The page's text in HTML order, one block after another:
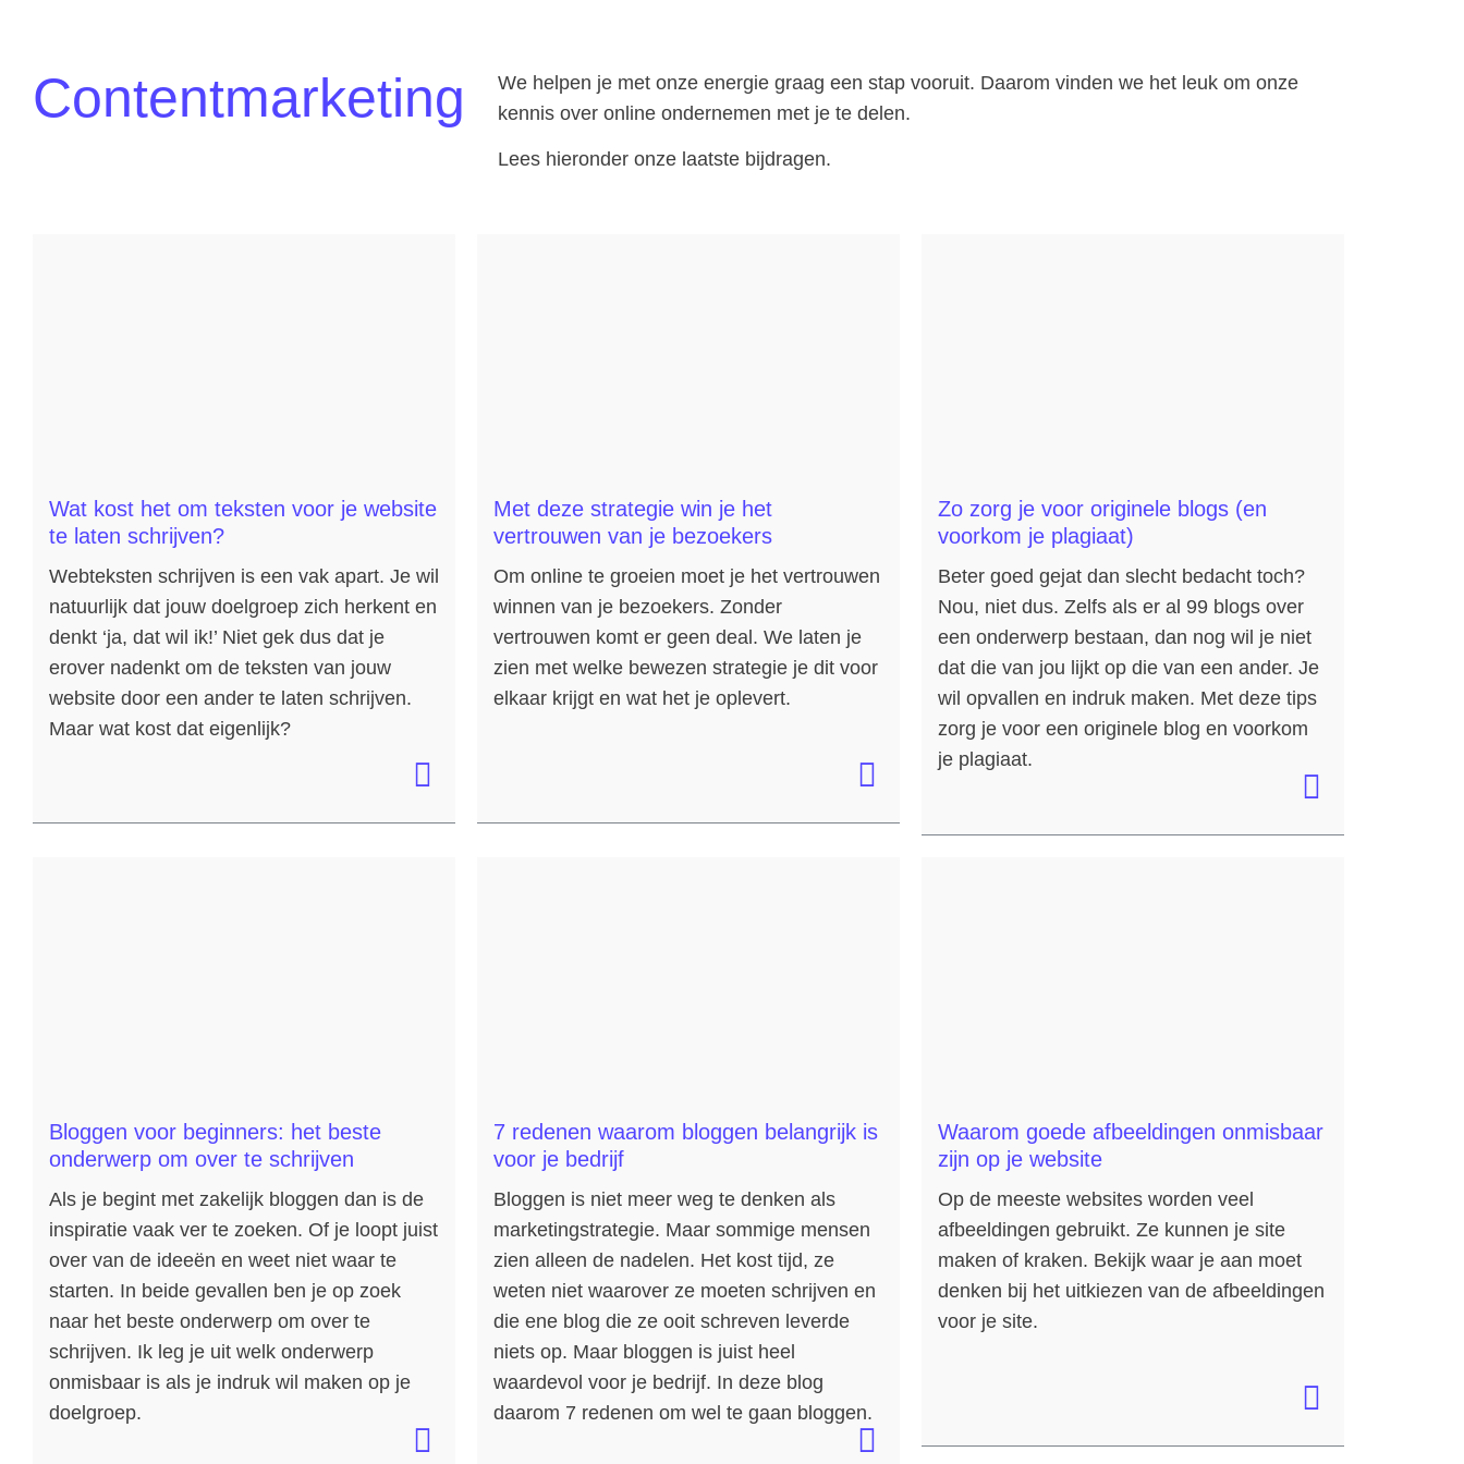
Contentmarketing
We helpen je met onze energie graag een stap vooruit. Daarom vinden we het leuk om onze
kennis over online ondernemen met je te delen.
Lees hieronder onze laatste bijdragen.
Wat kost het om teksten voor je website
te laten schrijven?
Webteksten schrijven is een vak apart. Je wil
natuurlijk dat jouw doelgroep zich herkent en
denkt ‘ja, dat wil ik!’ Niet gek dus dat je
erover nadenkt om de teksten van jouw
website door een ander te laten schrijven.
Maar wat kost dat eigenlijk?
Met deze strategie win je het
vertrouwen van je bezoekers
Om online te groeien moet je het vertrouwen
winnen van je bezoekers. Zonder
vertrouwen komt er geen deal. We laten je
zien met welke bewezen strategie je dit voor
elkaar krijgt en wat het je oplevert.
Zo zorg je voor originele blogs (en
voorkom je plagiaat)
Beter goed gejat dan slecht bedacht toch?
Nou, niet dus. Zelfs als er al 99 blogs over
een onderwerp bestaan, dan nog wil je niet
dat die van jou lijkt op die van een ander. Je
wil opvallen en indruk maken. Met deze tips
zorg je voor een originele blog en voorkom
je plagiaat.
Bloggen voor beginners: het beste
onderwerp om over te schrijven
Als je begint met zakelijk bloggen dan is de
inspiratie vaak ver te zoeken. Of je loopt juist
over van de ideeën en weet niet waar te
starten. In beide gevallen ben je op zoek
naar het beste onderwerp om over te
schrijven. Ik leg je uit welk onderwerp
onmisbaar is als je indruk wil maken op je
doelgroep.
7 redenen waarom bloggen belangrijk is
voor je bedrijf
Bloggen is niet meer weg te denken als
marketingstrategie. Maar sommige mensen
zien alleen de nadelen. Het kost tijd, ze
weten niet waarover ze moeten schrijven en
die ene blog die ze ooit schreven leverde
niets op. Maar bloggen is juist heel
waardevol voor je bedrijf. In deze blog
daarom 7 redenen om wel te gaan bloggen.
Waarom goede afbeeldingen onmisbaar
zijn op je website
Op de meeste websites worden veel
afbeeldingen gebruikt. Ze kunnen je site
maken of kraken. Bekijk waar je aan moet
denken bij het uitkiezen van de afbeeldingen
voor je site.